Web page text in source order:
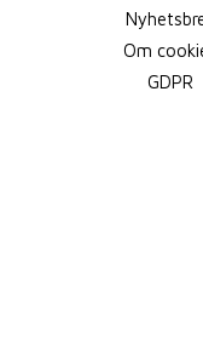
Om
GDPR